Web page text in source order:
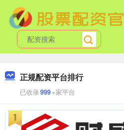
正规配资平台排行
已收录999+家平台